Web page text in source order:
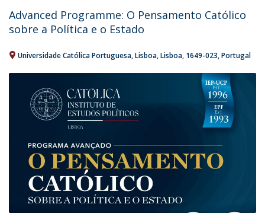
Advanced Programme: O Pensamento Católico
sobre a Política e o Estado
Universidade Católica Portuguesa Lisboa Lisboa 1649-023 Portugal